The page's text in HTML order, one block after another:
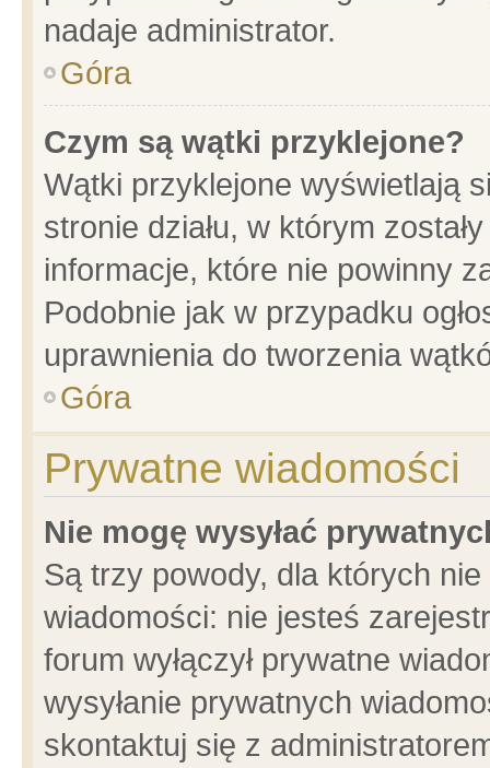
nadaje administrator.
Góra
Czym są wątki przyklejone?
Wątki przyklejone wyświetlają
stronie działu, w którym
informacje, które nie powinny
Podobnie jak w przypadku
uprawnienia do tworzenia
Góra
Prywatne wiadomości
Nie mogę wysyłać
Są trzy powody, dla których
wiadomości: nie jesteś
forum wyłączył prywatne
wysyłanie prywatnych
skontaktuj się z